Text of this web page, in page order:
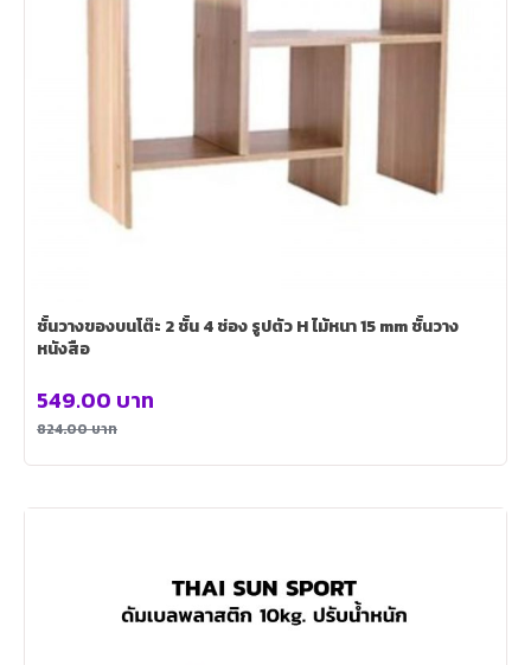
ชั้นวางของบนโต๊ะ 2 ชั้น 4 ช่อง รูปตัว H ไม้หนา 15 mm ชั้นวาง
หนังสือ
824.00บาท
549.00 บาท